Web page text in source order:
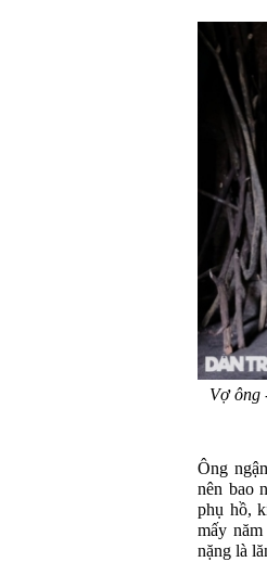
Vợ ông
Ông
nên bao
phụ hồ,
mấy
nặng là